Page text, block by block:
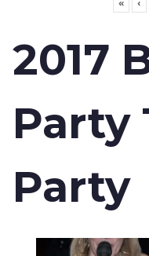
« ‹
2017
Party
Party